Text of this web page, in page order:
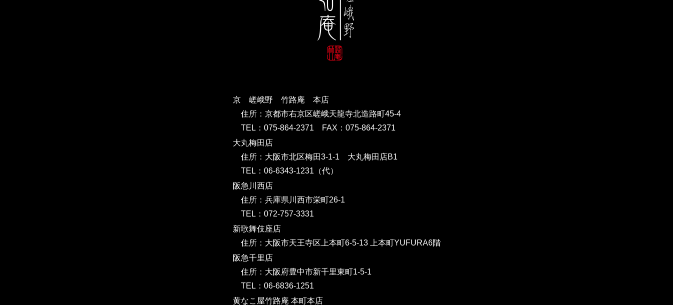
京 嵯峨野 竹路庵 本店
住所：京都市右京区嵯峨天龍寺北造路町45-4
TEL：075-864-2371 FAX：075-864-2371
大丸梅田店
住所：大阪市北区梅田3-1-1 大丸梅田店B1
TEL：06-6343-1231（代）
阪急川西店
住所：兵庫県川西市栄町26-1
TEL：072-757-3331
新歌舞伎座店
住所：大阪市天王寺区上本町6-5-13 上本町YUFURA6階
阪急千里店
住所：大阪府豊中市新千里東町1-5-1
TEL：06-6836-1251
黄なこ屋竹路庵 本町本店